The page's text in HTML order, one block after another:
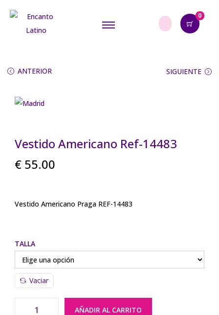
0
ANTERIOR SIGUIENTE
Vestido Americano Ref-14483
€ 55.00
Vestido Americano Praga REF-14483
TALLA
Vaciar
AÑADIR AL CARRITO